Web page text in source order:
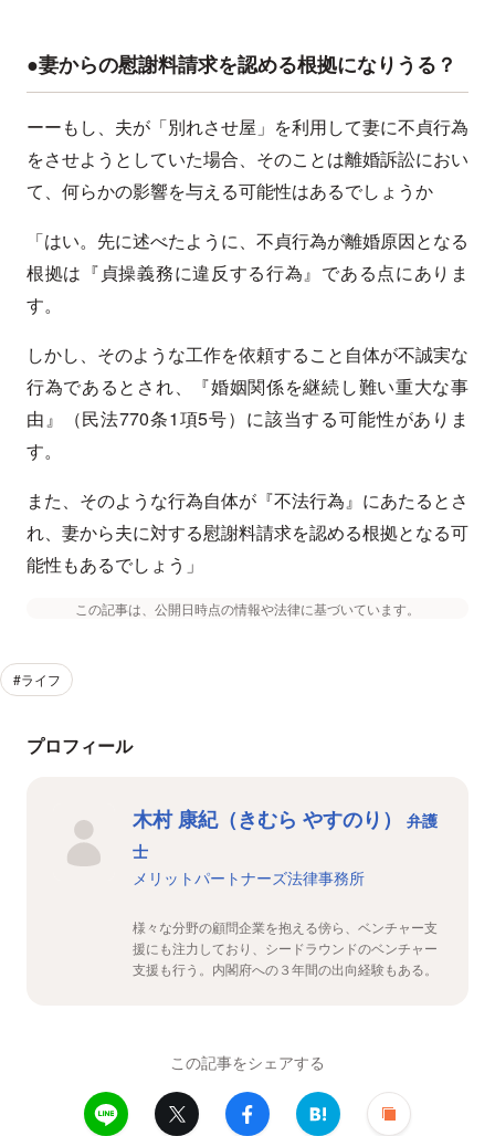
●妻からの慰謝料請求を認める根拠になりうる？
ーーもし、夫が「別れさせ屋」を利用して妻に不貞行為
をさせようとしていた場合、そのことは離婚訴訟におい
て、何らかの影響を与える可能性はあるでしょうか
「はい。先に述べたように、不貞行為が離婚原因となる
根拠は『貞操義務に違反する行為』である点にありま
す。
しかし、そのような工作を依頼すること自体が不誠実な
行為であるとされ、『婚姻関係を継続し難い重大な事
由』（民法770条1項5号）に該当する可能性がありま
す。
また、そのような行為自体が『不法行為』にあたるとさ
れ、妻から夫に対する慰謝料請求を認める根拠となる可
能性もあるでしょう」
この記事は、公開日時点の情報や法律に基づいています。
#ライフ
プロフィール
木村 康紀（きむら やすのり）
弁護
士
メリットパートナーズ法律事務所
様々な分野の顧問企業を抱える傍ら、ベンチャー支
援にも注力しており、シードラウンドのベンチャー
支援も行う。内閣府への３年間の出向経験もある。
この記事をシェアする